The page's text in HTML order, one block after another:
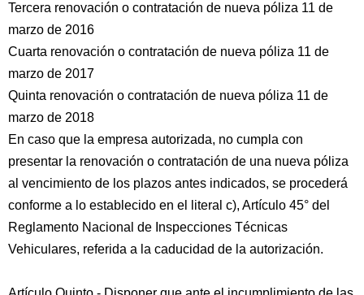
Tercera renovación o contratación de nueva póliza 11 de
marzo de 2016
Cuarta renovación o contratación de nueva póliza 11 de
marzo de 2017
Quinta renovación o contratación de nueva póliza 11 de
marzo de 2018
En caso que la empresa autorizada, no cumpla con
presentar la renovación o contratación de una nueva póliza
al vencimiento de los plazos antes indicados, se procederá
conforme a lo establecido en el literal c), Artículo 45° del
Reglamento Nacional de Inspecciones Técnicas
Vehiculares, referida a la caducidad de la autorización.